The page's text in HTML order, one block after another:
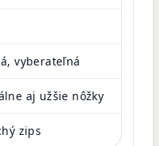
vyberateľná
aj užšie nôžky
zips